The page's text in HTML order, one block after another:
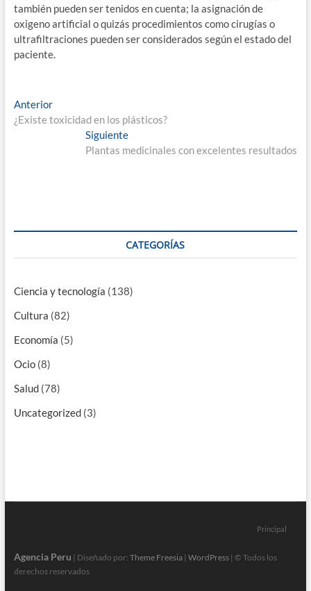
también pueden ser tenidos en cuenta; la asignación de
oxigeno artificial o quizás procedimientos como cirugías o
ultrafiltraciones pueden ser considerados según el estado del
paciente.
Navegación
de
entradas
AnteriorEntrada
anterior:
¿Existe toxicidad en los plásticos?
SiguienteEntrada
siguiente:
Plantas medicinales con excelentes resultados
CATEGORÍAS
Ciencia y tecnología (138)
Cultura (82)
Economía (5)
Ocio(8)
Salud(78)
Uncategorized(3)
Principal
Agencia Peru | Diseñado por: Theme Freesia| WordPress| © Todos los
derechos reservados